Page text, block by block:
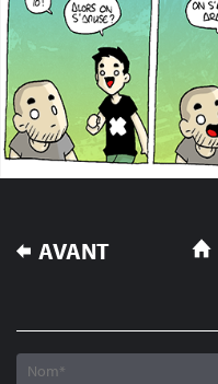
NAVIGATION
DE
AVANT